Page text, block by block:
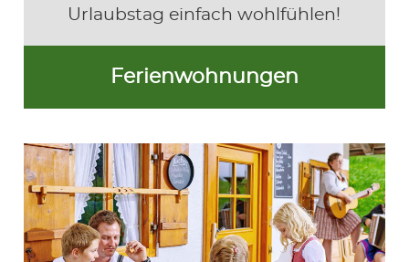
Urlaubstag einfach wohlfühlen!
Ferienwohnungen